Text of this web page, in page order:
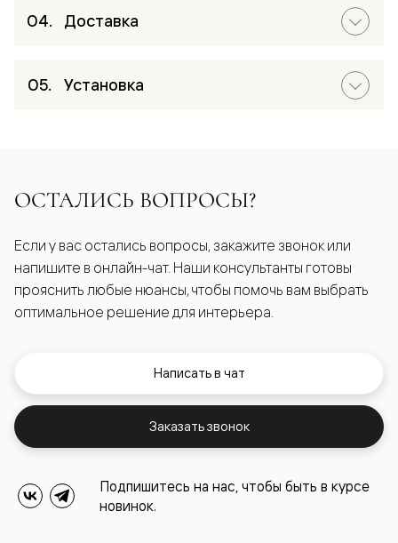
Доставка
Установка
ОСТАЛИСЬ ВОПРОСЫ?
Если у вас остались вопросы, закажите звонок или
напишите в онлайн-чат. Наши консультанты готовы
прояснить любые нюансы, чтобы помочь вам выбрать
оптимальное решение для интерьера.
Написать в чат
Заказать звонок
Подпишитесь на нас, чтобы быть в курсе
новинок.